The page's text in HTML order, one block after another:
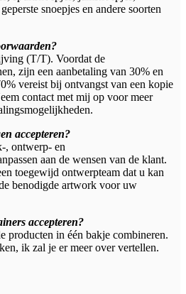
snoepjes en andere soorten
(T/T). Voordat de
zijn een aanbetaling van 30% en
vereist bij ontvangst van een kopie
contact met mij op voor meer
accepteren?
, ontwerp- en
aan de wensen van de klant.
toegewijd ontwerpteam dat u kan
benodigde artwork voor uw
accepteren?
producten in één bakje combineren.
ik zal je er meer over vertellen.